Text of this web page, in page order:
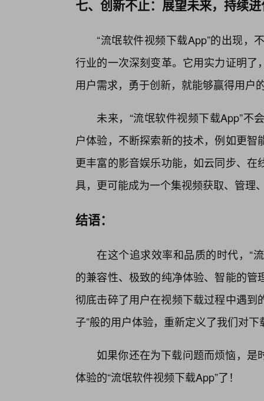
七、创新不止：展望未来，持续
“流氓软件视频下载App”的出现，
行业的一次深刻变革。它用实力证明
用户需求，勇于创新，就能够赢得用户
未来，“流氓软件视频下载App”不
户体验，不断探索新的技术，例如更
更丰富的影音娱乐功能，如云同步、
具，更可能成为一个集视频获取、管理
结语：
在这个追求效率和品质的时代，“
的兼容性、极致的纯净体验、智能的
彻底击碎了用户在视频下载过程中遇到
子”般的用户体验，重新定义了我们对
如果你还在为下载问题而烦恼，是
体验的“流氓软件视频下载App”了！